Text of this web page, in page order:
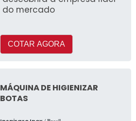
do mercado
COTAR AGORA
MÁQUINA DE HIGIENIZAR
BOTAS